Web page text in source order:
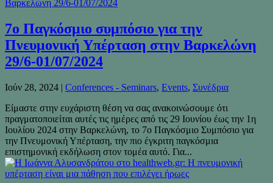
7ο Παγκόσμιο συμπόσιο για την
Πνευμονική Υπέρταση στην Βαρκελώνη
29/6-01/07/2024
Ιούν 28, 2024 | Conferences - Seminars, Events, Συνέδρια
Είμαστε στην ευχάριστη θέση να σας ανακοινώσουμε ότι
πραγματοποιείται αυτές τις ημέρες από τις 29 Ιουνίου έως την 1η
Ιουλίου 2024 στην Βαρκελώνη, το 7ο Παγκόσμιο Συμπόσιο για
την Πνευμονική Υπέρταση, την πιο έγκριτη παγκόσμια
επιστημονική εκδήλωση στον τομέα αυτό. Για...